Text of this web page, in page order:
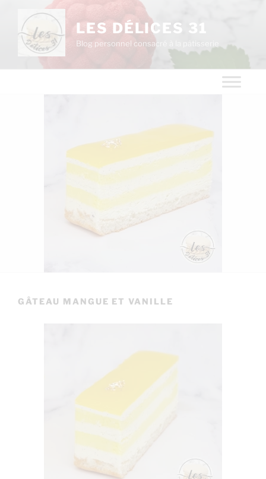
LES DÉLICES 31
Blog personnel consacré à la pâtisserie
GÂTEAU MANGUE ET VANILLE